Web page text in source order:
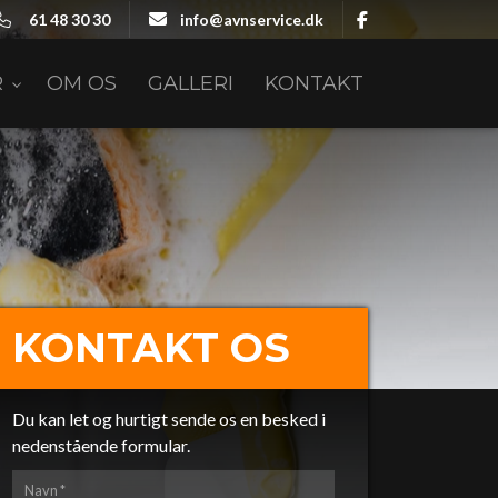
61 48 30 30 info@avnservice.dk
OM OS GALLERI KONTAKT
KONTAKT OS
Du kan let og hurtigt sende os en besked i
nedenstående formular.